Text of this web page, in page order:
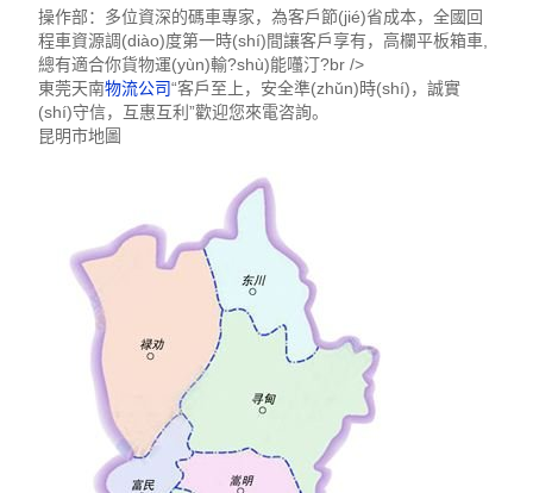
操作部：多位資深的碼車專家，為客戶節(jié)省成本，全國回
程車資源調(diào)度第一時(shí)間讓客戶享有，高欄平板箱車,
總有適合你貨物運(yùn)輸?shù)能囆汀?br />
東莞天南物流公司“客戶至上，安全準(zhǔn)時(shí)，誠實
(shí)守信，互惠互利”歡迎您來電咨詢。
昆明市地圖